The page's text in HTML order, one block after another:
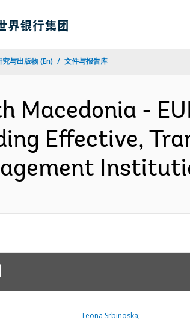
究与出版物 (En) 文件与报告库
Macedonia -
Effective,
Teona Srbinoska;